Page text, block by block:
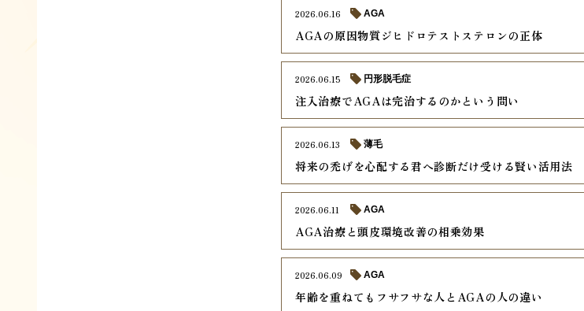
AGAの原因物質ジヒドロテストステロンの正体
2026.06.16 AGA
注入治療でAGAは完治するのかという問い
2026.06.15 円形脱毛症
将来の禿げを心配する君へ診断だけ受ける賢い活用法
2026.06.13 薄毛
AGA治療と頭皮環境改善の相乗効果
2026.06.11 AGA
年齢を重ねてもフサフサな人とAGAの人の違い
2026.06.09 AGA